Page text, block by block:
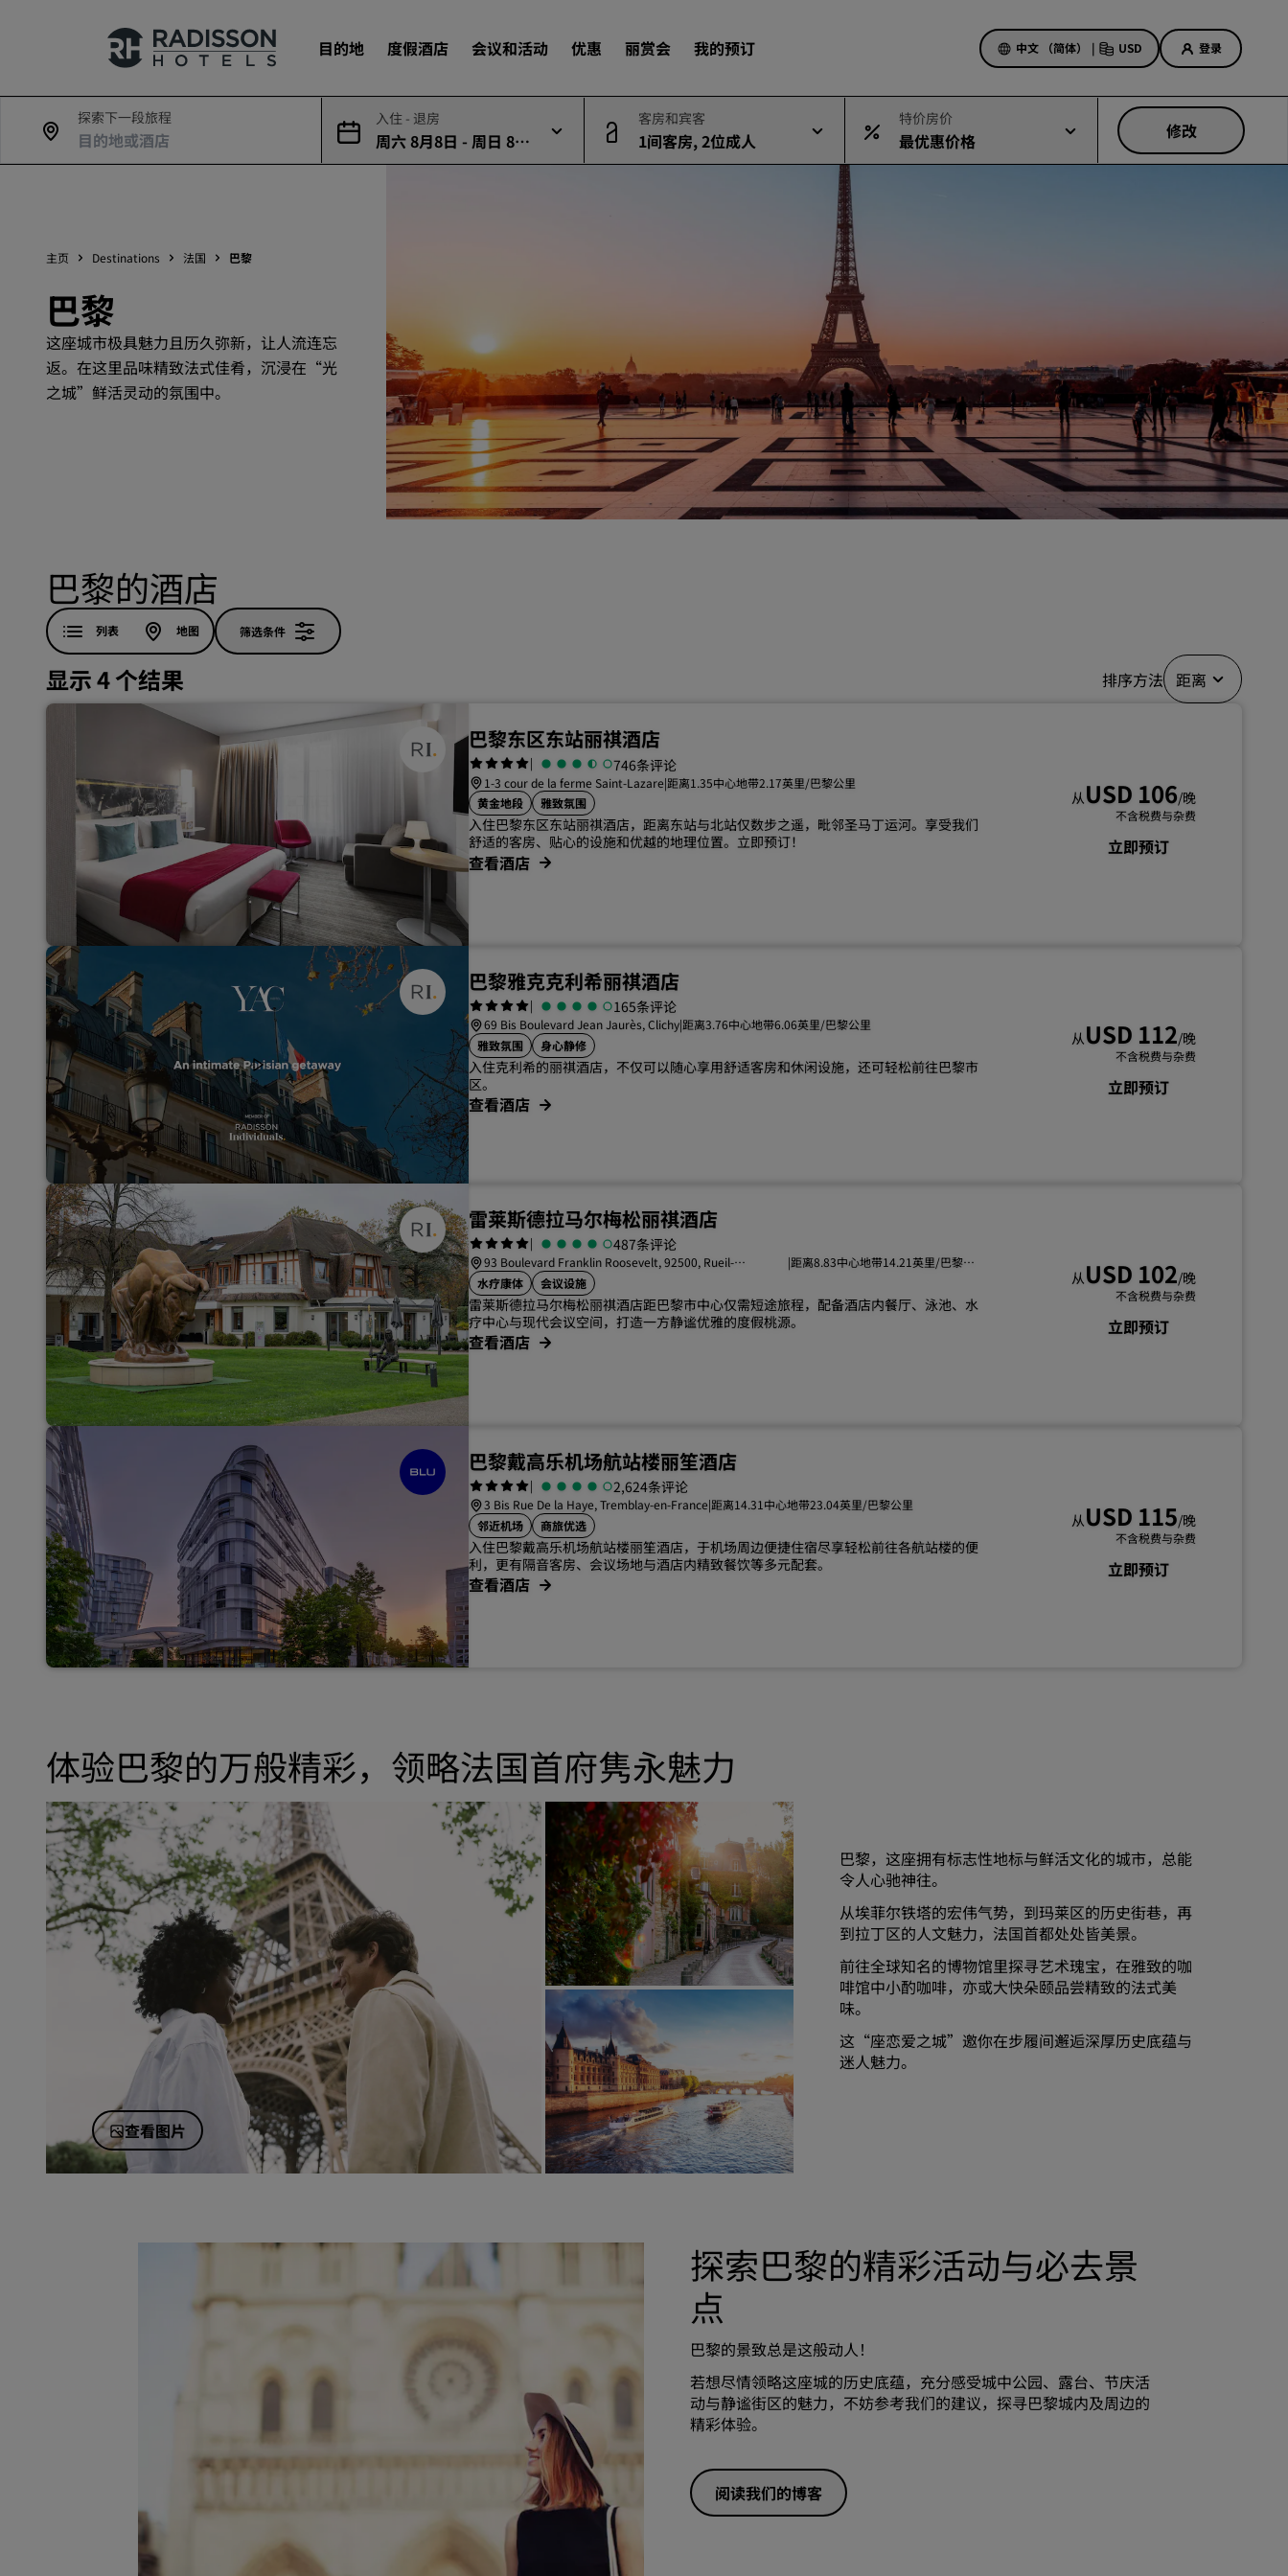
目的地 度假酒店 会议和活动 优惠 丽赏会 我的预订 中文 （简体） | USD 登录
我们的品牌
查找酒店
新开业和即将开业的酒店
探索丽笙会议
预订会议空间
请求报价
活动目的地
行业方案
丽笙酒店集团应用程序
旅行灵感
家庭友好型酒店
Rad Pets
婚礼场地
环保酒店
体育团队住宿
预订人员和策划人员
探索下一段旅程 入住 - 退房
周六 8月8日 - 周日 8月
9日
客房和宾客
1间客房, 2位成人
特价房价
最优惠价格 修改
主页 Destinations 法国 巴黎
巴黎
这座城市极具魅力且历久弥新，让人流连忘
返。在这里品味精致法式佳肴，沉浸在“光
之城”鲜活灵动的氛围中。
巴黎的酒店
列表 地图 筛选条件
显示 4 个结果 排序方法 距离
巴黎东区东站丽祺酒店
| 746条评论
1-3 cour de la ferme Saint-Lazare|距离1.35中心地带2.17英里/巴黎公里
黄金地段
雅致氛围
入住巴黎东区东站丽祺酒店，距离东站与北站仅数步之遥，毗邻圣马丁运河。享受我们
舒适的客房、贴心的设施和优越的地理位置。立即预订！
查看酒店
从USD 106/晚
不含税费与杂费
立即预订
巴黎雅克克利希丽祺酒店
| 165条评论
69 Bis Boulevard Jean Jaurès, Clichy|距离3.76中心地带6.06英里/巴黎公里
雅致氛围
身心静修
入住克利希的丽祺酒店，不仅可以随心享用舒适客房和休闲设施，还可轻松前往巴黎市
区。
查看酒店
从 USD 112/晚
不含税费与杂费
立即预订
雷莱斯德拉马尔梅松丽祺酒店
| 487条评论
93 Boulevard Franklin Roosevelt, 92500, Rueil-
Malmaison
|距离8.83中心地带14.21英里/巴黎公
水疗康体 会议设施
雷莱斯德拉马尔梅松丽祺酒店距巴黎市中心仅需短途旅程，配备酒店内餐厅、泳池、水
疗中心与现代会议空间，打造一方静谧优雅的度假桃源。
查看酒店
从USD 102/晚
不含税费与杂费
立即预订
巴黎戴高乐机场航站楼丽笙酒店
| 2,624条评论
3 Bis Rue De la Haye, Tremblay-en-France|距离14.31中心地带23.04英里/巴黎公里
邻近机场
商旅优选
入住巴黎戴高乐机场航站楼丽笙酒店，于机场周边便捷住宿尽享轻松前往各航站楼的便
利，更有隔音客房、会议场地与酒店内精致餐饮等多元配套。
查看酒店
从USD 115/晚
不含税费与杂费
立即预订
体验巴黎的万般精彩，领略法国首府隽永魅力
查看图片
巴黎，这座拥有标志性地标与鲜活文化的城市，总能
令人心驰神往。
从埃菲尔铁塔的宏伟气势，到玛莱区的历史街巷，再
到拉丁区的人文魅力，法国首都处处皆美景。
前往全球知名的博物馆里探寻艺术瑰宝，在雅致的咖
啡馆中小酌咖啡，亦或大快朵颐品尝精致的法式美
味。
这“座恋爱之城”邀你在步履间邂逅深厚历史底蕴与
迷人魅力。
探索巴黎的精彩活动与必去景
点
巴黎的景致总是这般动人！
若想尽情领略这座城的历史底蕴，充分感受城中公园、露台、节庆活
动与静谧街区的魅力，不妨参考我们的建议，探寻巴黎城内及周边的
精彩体验。
阅读我们的博客